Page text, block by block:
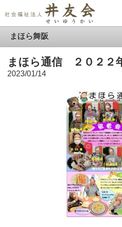
まほら舞阪
まほら通信 ２０２２
2023/01/14